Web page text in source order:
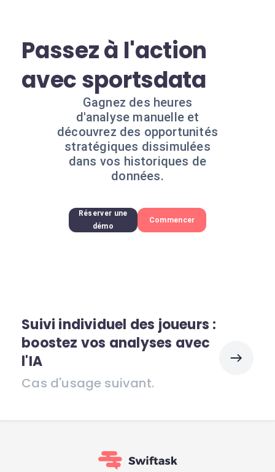
Passez à l'action
avec sportsdata
Gagnez des heures
d'analyse manuelle et
découvrez des opportunités
stratégiques dissimulées
dans vos historiques de
données.
Réserver une
démo
Commencer
Suivi individuel des joueurs :
boostez vos analyses avec
l'IA
Cas d'usage suivant.